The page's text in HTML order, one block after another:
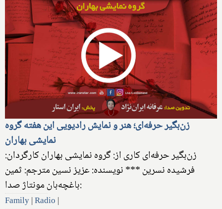
زن‌بگیر حرفه‌ای؛ هنر و نمایش رادیویی این هفته گروه
نمایشی بهاران
زن‌بگیر حرفه‌ای کاری از: گروه نمایشی بهاران کارگردان:
فرشیده نسرین *** نویسنده: عزیز نسین مترجم: ثمین
باغچه‌بان مونتاژ صدا:
Family|Radio |